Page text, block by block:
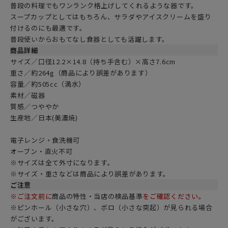
普段の料理でもワンランク格上げしてくれるような器です。
スープカップとしてはもちろん、サラダやアイスクリームを盛り
付けるのにも最適です。
普段使いからおもてなし食器としても活躍します。
商品詳細
サイズ／口径12.2×14.8（持ち手含む）×高さ7.6cm
重さ／約264g（商品により誤差があります）
容量／約505cc（満水）
素材／磁器
質感／つややか
生産地／日本(美濃焼)
電子レンジ・食洗機可
オーブン・直火不可
※サイズは全て外寸になります。
※サイズ・重さなどは商品により誤差があります。
ご注意
※ご注文前に商品の特性・当店の検品基準をご確認ください。
※ピンホール（小さな穴）、ボロ（小さな突起）が見られる場合
がございます。